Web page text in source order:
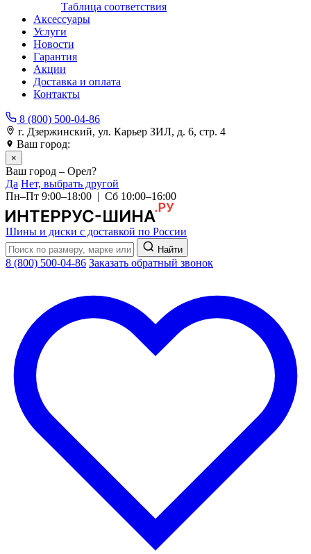
Таблица соответствия
Аксессуары
Услуги
Новости
Гарантия
Акции
Доставка и оплата
Контакты
8 (800) 500-04-86
г. Дзержинский, ул. Карьер ЗИЛ, д. 6, стр. 4
Ваш город:
×
Ваш город – Орел?
Да Нет, выбрать другой
Пн–Пт 9:00–18:00 | Сб 10:00–16:00
Шины и диски с доставкой по России
Найти
8 (800) 500-04-86 Заказать обратный звонок